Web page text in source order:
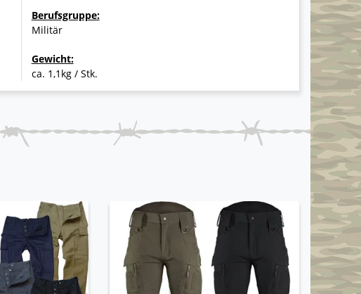
Berufsgruppe:
Militär
Gewicht:
ca. 1,1kg / Stk.